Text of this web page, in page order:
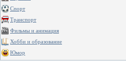
Спорт
Транспорт
Фильмы и анимация
Хобби и образование
Юмор